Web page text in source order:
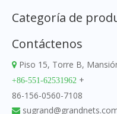
Categoría de
Contáctenos
 Piso 15, Torre B,
+86-551-62531962 +
86-156-0560-7108
